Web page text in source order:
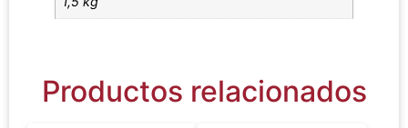
Productos relacionados